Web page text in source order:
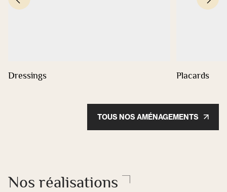
Dressings Placards
TOUS NOS AMÉNAGEMENTS
Nos réalisations